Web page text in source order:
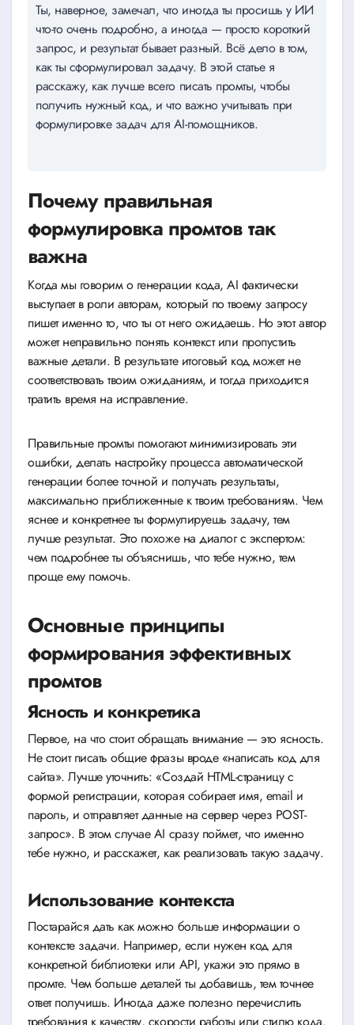
Ты, наверное, замечал, что иногда ты просишь у ИИ
что-то очень подробно, а иногда — просто короткий
запрос, и результат бывает разный. Всё дело в том,
как ты сформулировал задачу. В этой статье я
расскажу, как лучше всего писать промты, чтобы
получить нужный код, и что важно учитывать при
формулировке задач для AI-помощников.
Почему правильная
формулировка промтов так
важна
Когда мы говорим о генерации кода, AI фактически
выступает в роли авторам, который по твоему запросу
пишет именно то, что ты от него ожидаешь. Но этот автор
может неправильно понять контекст или пропустить
важные детали. В результате итоговый код может не
соответствовать твоим ожиданиям, и тогда приходится
тратить время на исправление.
Правильные промты помогают минимизировать эти
ошибки, делать настройку процесса автоматической
генерации более точной и получать результаты,
максимально приближенные к твоим требованиям. Чем
яснее и конкретнее ты формулируешь задачу, тем
лучше результат. Это похоже на диалог с экспертом:
чем подробнее ты объяснишь, что тебе нужно, тем
проще ему помочь.
Основные принципы
формирования эффективных
промтов
Ясность и конкретика
Первое, на что стоит обращать внимание — это ясность.
Не стоит писать общие фразы вроде «написать код для
сайта». Лучше уточнить: «Создай HTML-страницу с
формой регистрации, которая собирает имя, email и
пароль, и отправляет данные на сервер через POST-
запрос». В этом случае AI сразу поймет, что именно
тебе нужно, и расскажет, как реализовать такую задачу.
Использование контекста
Постарайся дать как можно больше информации о
контексте задачи. Например, если нужен код для
конкретной библиотеки или API, укажи это прямо в
промте. Чем больше деталей ты добавишь, тем точнее
ответ получишь. Иногда даже полезно перечислить